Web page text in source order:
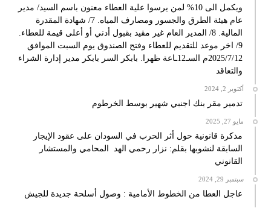
ويكمل الى 10% لمن يرسوا علية العطاء معنون باسم السيد/ مدير
عام هيئة الطرق والجسور ومصارف المياه. 7/ شهادة المقدرة
المالية. 8/ المدير العام غير مقيد بقبول أدني أو أعلى قيمة للعطاء.
9/ اخر موعد للتقديم للعطاء وفتح الصندوق يوم السبت الموافق
2025/7/12م السـ12ـاعة ظهرا. بابكر السر بابكر مدير إدارة الشراء
والتعاقد
أكتوبر 2, 2024
تدمير مقر بنك اجنبي شهير بوسط الخرطوم
مايو 27, 2025
مذكرة قانونية حول أثر الحرب في السودان على عقود الإيجار
السابقة لنشوبها بقلم: نزار رحمي الهد المحامي والمستشار
القانوني
سبتمبر 29, 2024
عاجل العطا من الخطوط الأمامية : وصول أسلحة جديدة للجيش